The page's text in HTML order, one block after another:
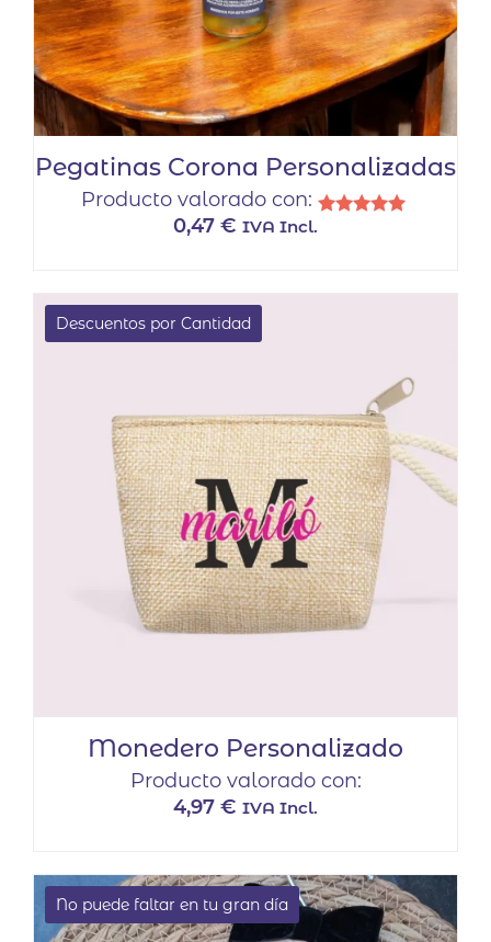
Pegatinas Corona Personalizadas
Producto valorado con:
0,47 € IVA Incl.
Descuentos por Cantidad
Monedero Personalizado
Producto valorado con:
4,97 € IVA Incl.
No puede faltar en tu gran día